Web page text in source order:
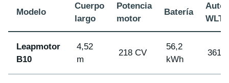
Modelo
Cuerpo
largo
Potencia
motor
Batería
WLTP
Leapmotor
B10
4,52
m
218 CV
56,2
kWh
361